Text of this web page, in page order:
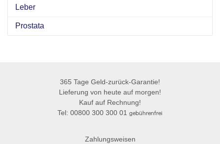
Leber
Prostata
365 Tage Geld-zurück-Garantie!
Lieferung von heute auf morgen!
Kauf auf Rechnung!
Tel: 00800 300 300 01 gebührenfrei
Zahlungsweisen